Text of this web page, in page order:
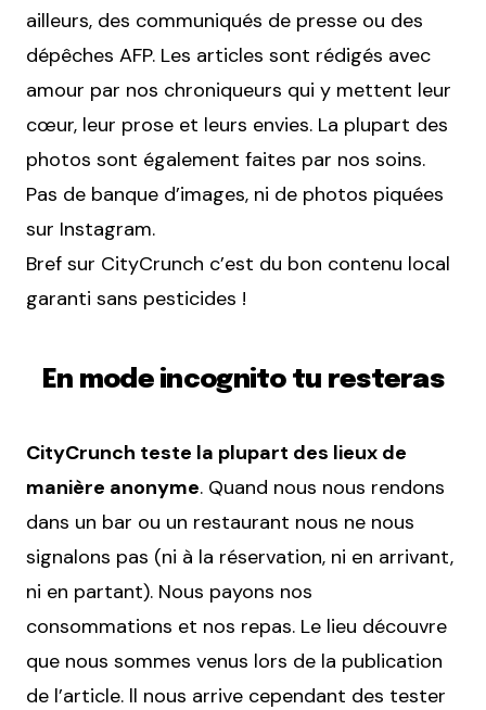
ailleurs, des communiqués de presse ou des
dépêches AFP. Les articles sont rédigés avec
amour par nos chroniqueurs qui y mettent leur
cœur, leur prose et leurs envies. La plupart des
photos sont également faites par nos soins.
Pas de banque d’images, ni de photos piquées
sur Instagram.
Bref sur CityCrunch c’est du bon contenu local
garanti sans pesticides !
En mode incognito tu resteras
CityCrunch teste la plupart des lieux de
manière anonyme. Quand nous nous rendons
dans un bar ou un restaurant nous ne nous
signalons pas (ni à la réservation, ni en arrivant,
ni en partant). Nous payons nos
consommations et nos repas. Le lieu découvre
que nous sommes venus lors de la publication
de l’article. ll nous arrive cependant des tester